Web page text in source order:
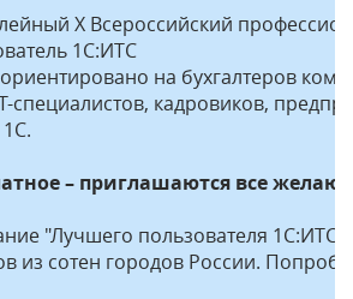
X Всероссийский
1С:ИТС
на бухгалтеров
кадровиков,
– приглашаются все
"Лучшего пользователя
из сотен городов России.